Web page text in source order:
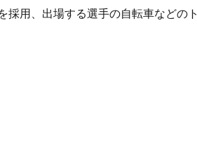
採用、出場する選手の自転車などのト